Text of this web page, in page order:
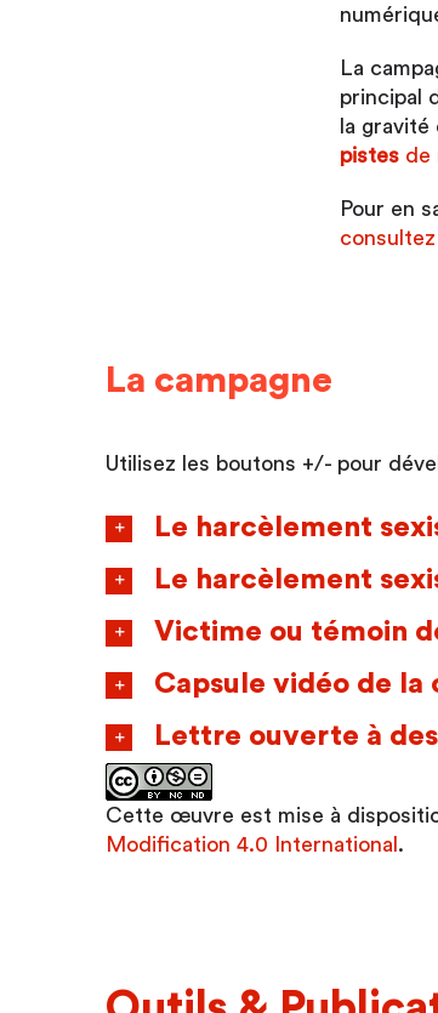
La
principal
la
pistesde
Pour en
La campagne
Utilisez les boutons +/- pour
Le harcèlement
Le harcèlement
Victime ou témoin
Capsule vidéo de la
Lettre ouverte à
Cette œuvre est mise à
Modification 4.0 International .